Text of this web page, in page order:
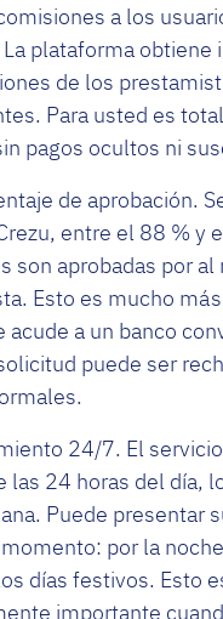
a los
plataforma obtiene
de los
Para usted es
pagos ocultos ni
de aprobación.
entre el 88 % y
son aprobadas por al
Esto es mucho
acude a un banco
puede ser
24/7. El
las 24 horas del día,
Puede presentar
por la
días festivos. Esto
importante